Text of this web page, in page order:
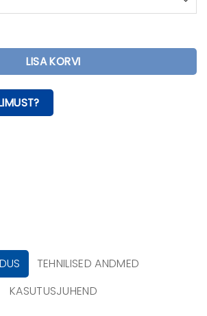
LISA KORVI
TEHNILISED ANDMED
KASUTUSJUHEND